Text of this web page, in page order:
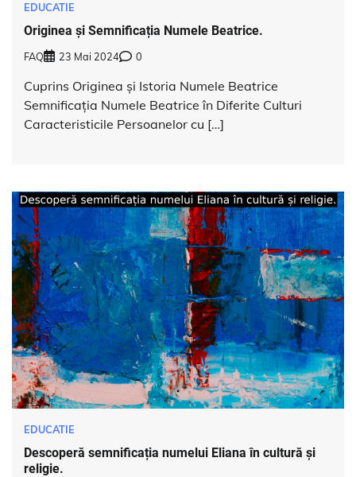
EDUCATIE
Originea și Semnificația Numele Beatrice.
FAQ 23 Mai 2024 0
Cuprins Originea și Istoria Numele Beatrice
Semnificația Numele Beatrice în Diferite Culturi
Caracteristicile Persoanelor cu […]
EDUCATIE
Descoperă semnificația numelui Eliana în cultură și
religie.